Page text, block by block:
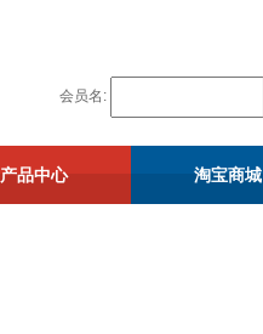
会员名:
产品中心 淘宝商城